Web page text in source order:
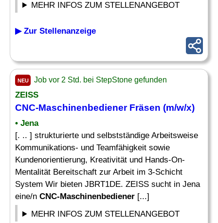
MEHR INFOS ZUM STELLENANGEBOT
▶ Zur Stellenanzeige
NEU Job vor 2 Std. bei StepStone gefunden
ZEISS
CNC-MaschinenbedienerFräsen (m/w/x)
• Jena
[. .. ] strukturierte und selbstständige Arbeitsweise
Kommunikations- und Teamfähigkeit sowie
Kundenorientierung, Kreativität und Hands-On-
Mentalität Bereitschaft zur Arbeit im 3-Schicht
System Wir bieten JBRT1DE. ZEISS sucht in Jena
eine/n CNC-Maschinenbediener [...]
MEHR INFOS ZUM STELLENANGEBOT